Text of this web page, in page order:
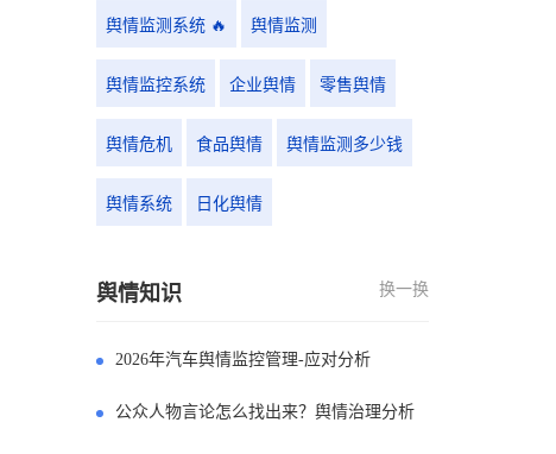
舆情监测系统 🔥 舆情监测
舆情监控系统 企业舆情 零售舆情
舆情危机 食品舆情 舆情监测多少钱
舆情系统 日化舆情
舆情知识 换一换
2026年汽车舆情监控管理-应对分析
公众人物言论怎么找出来？舆情治理分析